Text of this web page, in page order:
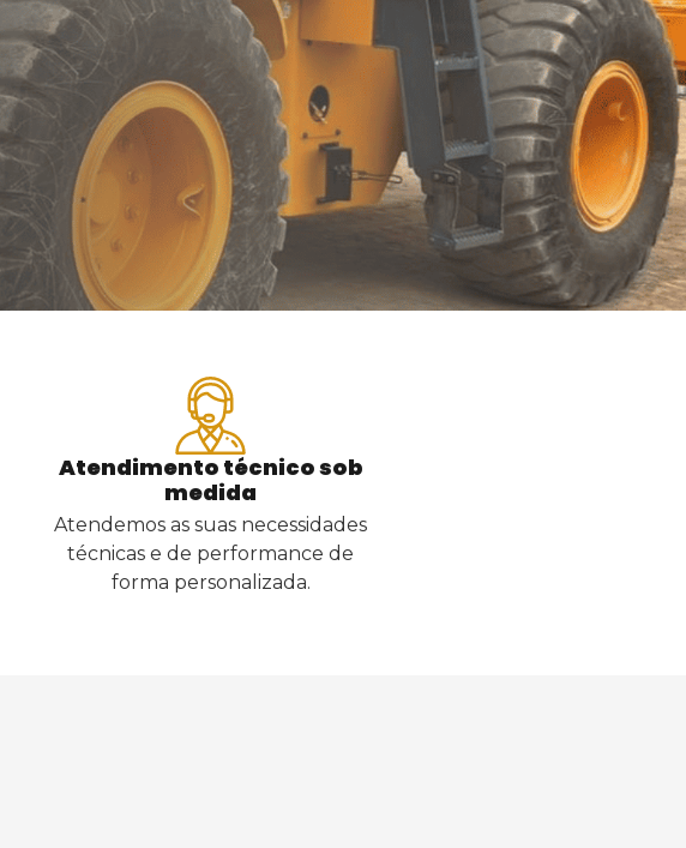
Atendimento técnico sob
medida
Atendemos as suas necessidades
técnicas e de performance de
forma personalizada.